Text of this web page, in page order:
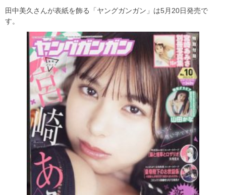
田中美久さんが表紙を飾る「ヤングガンガン」は5月20日発売で
す。